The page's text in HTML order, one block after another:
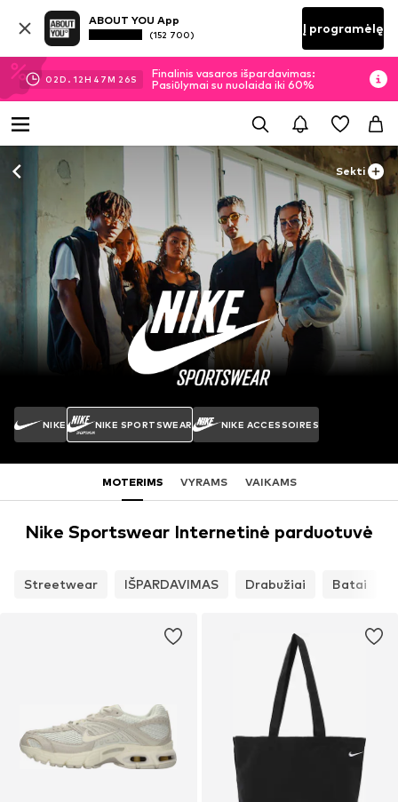
ABOUT YOU App
(152 700) Į programėlę
02D. 12H 47M 25S
Finalinis vasaros išpardavimas:
Pasiūlymai su nuolaida iki 60%
Sekti
NIKE NIKE SPORTSWEAR NIKE ACCESSOIRES
MOTERIMS VYRAMS VAIKAMS
Nike Sportswear Internetinė parduotuvė
Streetwear IŠPARDAVIMAS Drabužiai Batai